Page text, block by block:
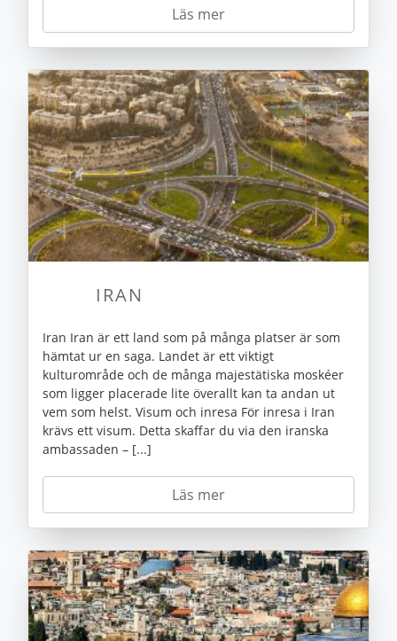
Läs mer
IRAN
Iran Iran är ett land som på många platser är som
hämtat ur en saga. Landet är ett viktigt
kulturområde och de många majestätiska moskéer
som ligger placerade lite överallt kan ta andan ut
vem som helst. Visum och inresa För inresa i Iran
krävs ett visum. Detta skaffar du via den iranska
ambassaden – [...]
Läs mer